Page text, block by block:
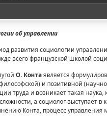
об управлении
развития социологии
всего французской школой
О. Контаявляется
и позитивной
труда и возникает такая
а социолог выступает
Конта, процесс